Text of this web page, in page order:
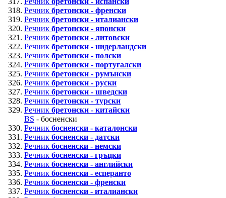
Речник бретонски - френски
Речник бретонски - италиански
Речник бретонски - японски
Речник бретонски - литовски
Речник бретонски - нидерландски
Речник бретонски - полски
Речник бретонски - португалски
Речник бретонски - румънски
Речник бретонски - руски
Речник бретонски - шведски
Речник бретонски - турски
Речник бретонски - китайски
BS - босненски
Речник босненски - каталонски
Речник босненски - датски
Речник босненски - немски
Речник босненски - гръцки
Речник босненски - английски
Речник босненски - есперанто
Речник босненски - френски
Речник босненски - италиански